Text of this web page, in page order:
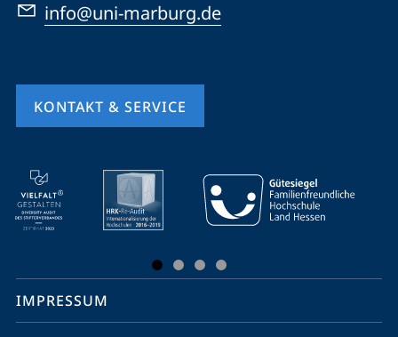
info@uni-marburg.de
KONTAKT & SERVICE
Mobile-
Service-
Navigation
Social
Media
IMPRESSUM